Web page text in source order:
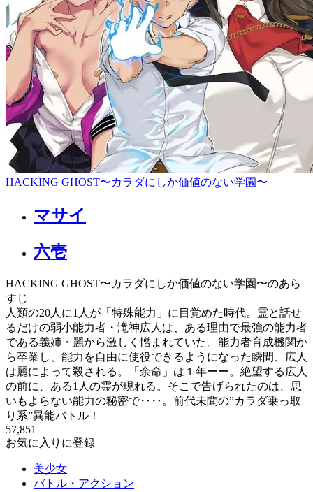
HACKING GHOST〜カラダにしか価値のない学園〜
マサイ
六壱
HACKING GHOST〜カラダにしか価値のない学園〜のあら
すじ
人類の20人に1人が「特殊能力」に目覚めた時代。霊と話せ
るだけの弱小能力者・滝神広人は、ある理由で最強の能力者
である義姉・麗から激しく憎まれていた。能力者育成機関か
ら卒業し、能力を自由に使役できるようになった瞬間、広人
は麗によって殺される。「余命」は１年ーー。絶望する広人
の前に、ある1人の霊が現れる。そこで告げられたのは、思
いもよらない能力の秘密で‥‥。前代未聞の”カラダ乗っ取
り系”異能バトル！
57,851
お気に入りに登録
美少女
バトル・アクション